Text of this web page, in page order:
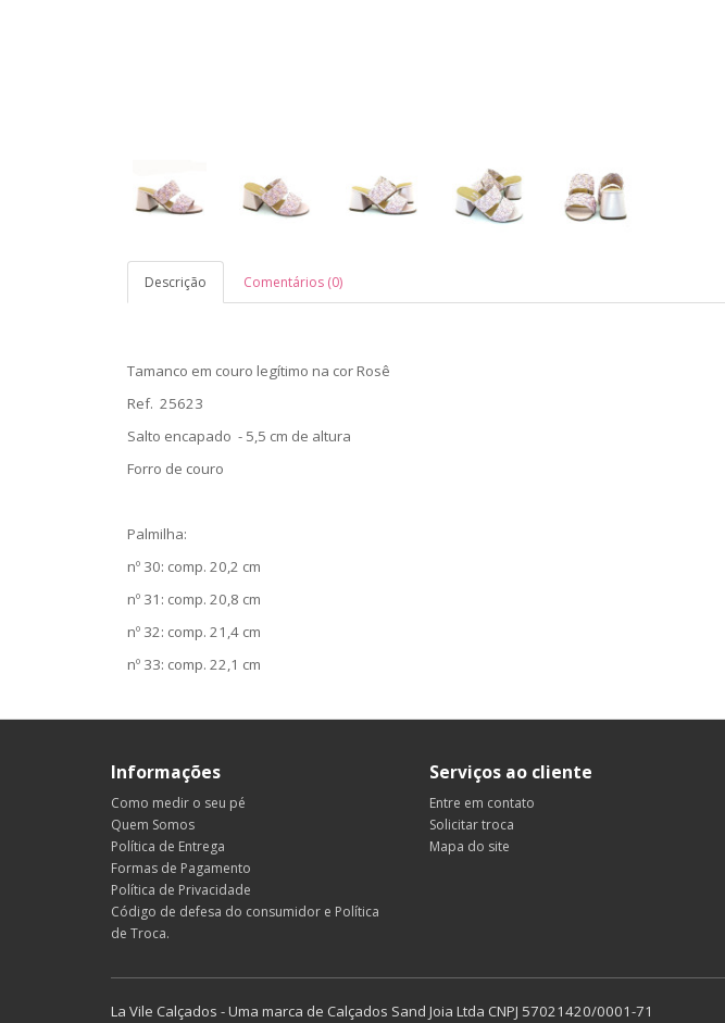
Descrição Comentários (0)
Tamanco em couro legítimo na cor Rosê
Ref. 25623
Salto encapado - 5,5 cm de altura
Forro de couro
Palmilha:
nº 30: comp. 20,2 cm
nº 31: comp. 20,8 cm
nº 32: comp. 21,4 cm
nº 33: comp. 22,1 cm
Informações
Como medir o seu pé
Quem Somos
Política de Entrega
Formas de Pagamento
Política de Privacidade
Código de defesa do consumidor e Política
de Troca.
Serviços ao cliente
Entre em contato
Solicitar troca
Mapa do site
La Vile Calçados - Uma marca de Calçados Sand Joia Ltda CNPJ 57021420/0001-71